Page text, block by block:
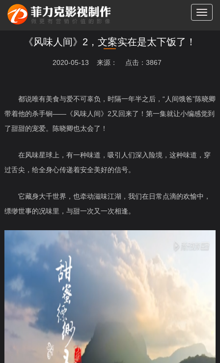
切
《风味人间》2，文案实在是太下饭了！
2020-05-13 来源： 点击：3867
都说唯有美食与爱不可辜负，时隔一年半之后，“人间饿爸”陈晓卿
带着他的杀手锏——《风味人间》2又回来了！第一集就让小编感觉到
了甜甜的宠爱。陈晓卿也太会了！
在风味星球上，有一种味道，吸引人们深入险境，这种味道，穿
过舌尖，给全身心传递着安全美好的信号。
它藏身大千世界，也牵动滋味江湖，我们在日常点滴的欢愉中，
缥缈世事的况味里，与甜一次又一次相逢。